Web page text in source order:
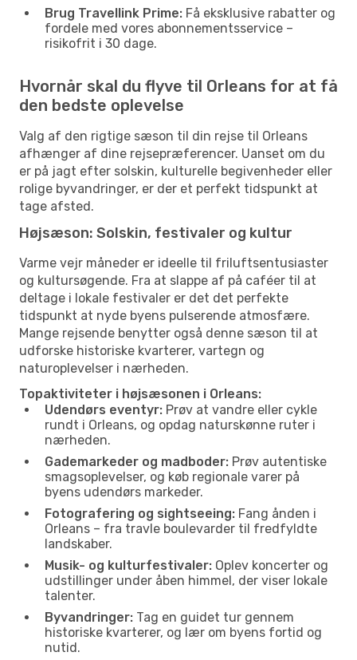
Brug Travellink Prime: Få eksklusive rabatter og
fordele med vores abonnementsservice –
risikofrit i 30 dage.
Hvornår skal du flyve til Orleans for at få
den bedste oplevelse
Valg af den rigtige sæson til din rejse til Orleans
afhænger af dine rejsepræferencer. Uanset om du
er på jagt efter solskin, kulturelle begivenheder eller
rolige byvandringer, er der et perfekt tidspunkt at
tage afsted.
Højsæson: Solskin, festivaler og kultur
Varme vejr måneder er ideelle til friluftsentusiaster
og kultursøgende. Fra at slappe af på caféer til at
deltage i lokale festivaler er det det perfekte
tidspunkt at nyde byens pulserende atmosfære.
Mange rejsende benytter også denne sæson til at
udforske historiske kvarterer, vartegn og
naturoplevelser i nærheden.
Topaktiviteter i højsæsonen i Orleans:
Udendørs eventyr: Prøv at vandre eller cykle
rundt i Orleans, og opdag naturskønne ruter i
nærheden.
Gademarkeder og madboder: Prøv autentiske
smagsoplevelser, og køb regionale varer på
byens udendørs markeder.
Fotografering og sightseeing: Fang ånden i
Orleans – fra travle boulevarder til fredfyldte
landskaber.
Musik- og kulturfestivaler: Oplev koncerter og
udstillinger under åben himmel, der viser lokale
talenter.
Byvandringer: Tag en guidet tur gennem
historiske kvarterer, og lær om byens fortid og
nutid.